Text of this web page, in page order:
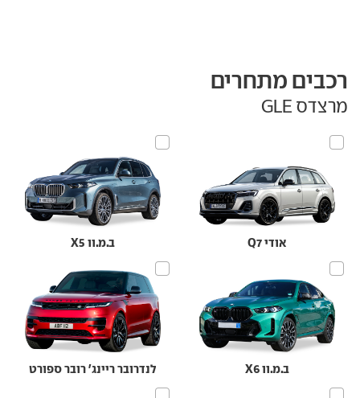
רכבים מתחרים
מרצדס GLE
אודי Q7 ב.מ.וו X5
ב.מ.וו X6 לנדרובר ריינג' רובר ספורט